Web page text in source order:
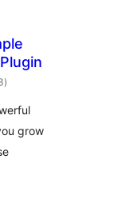
valoracións
totais
)
grow